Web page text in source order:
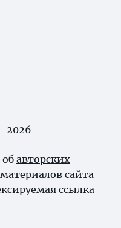
2026
авторских
сайта
ссылка